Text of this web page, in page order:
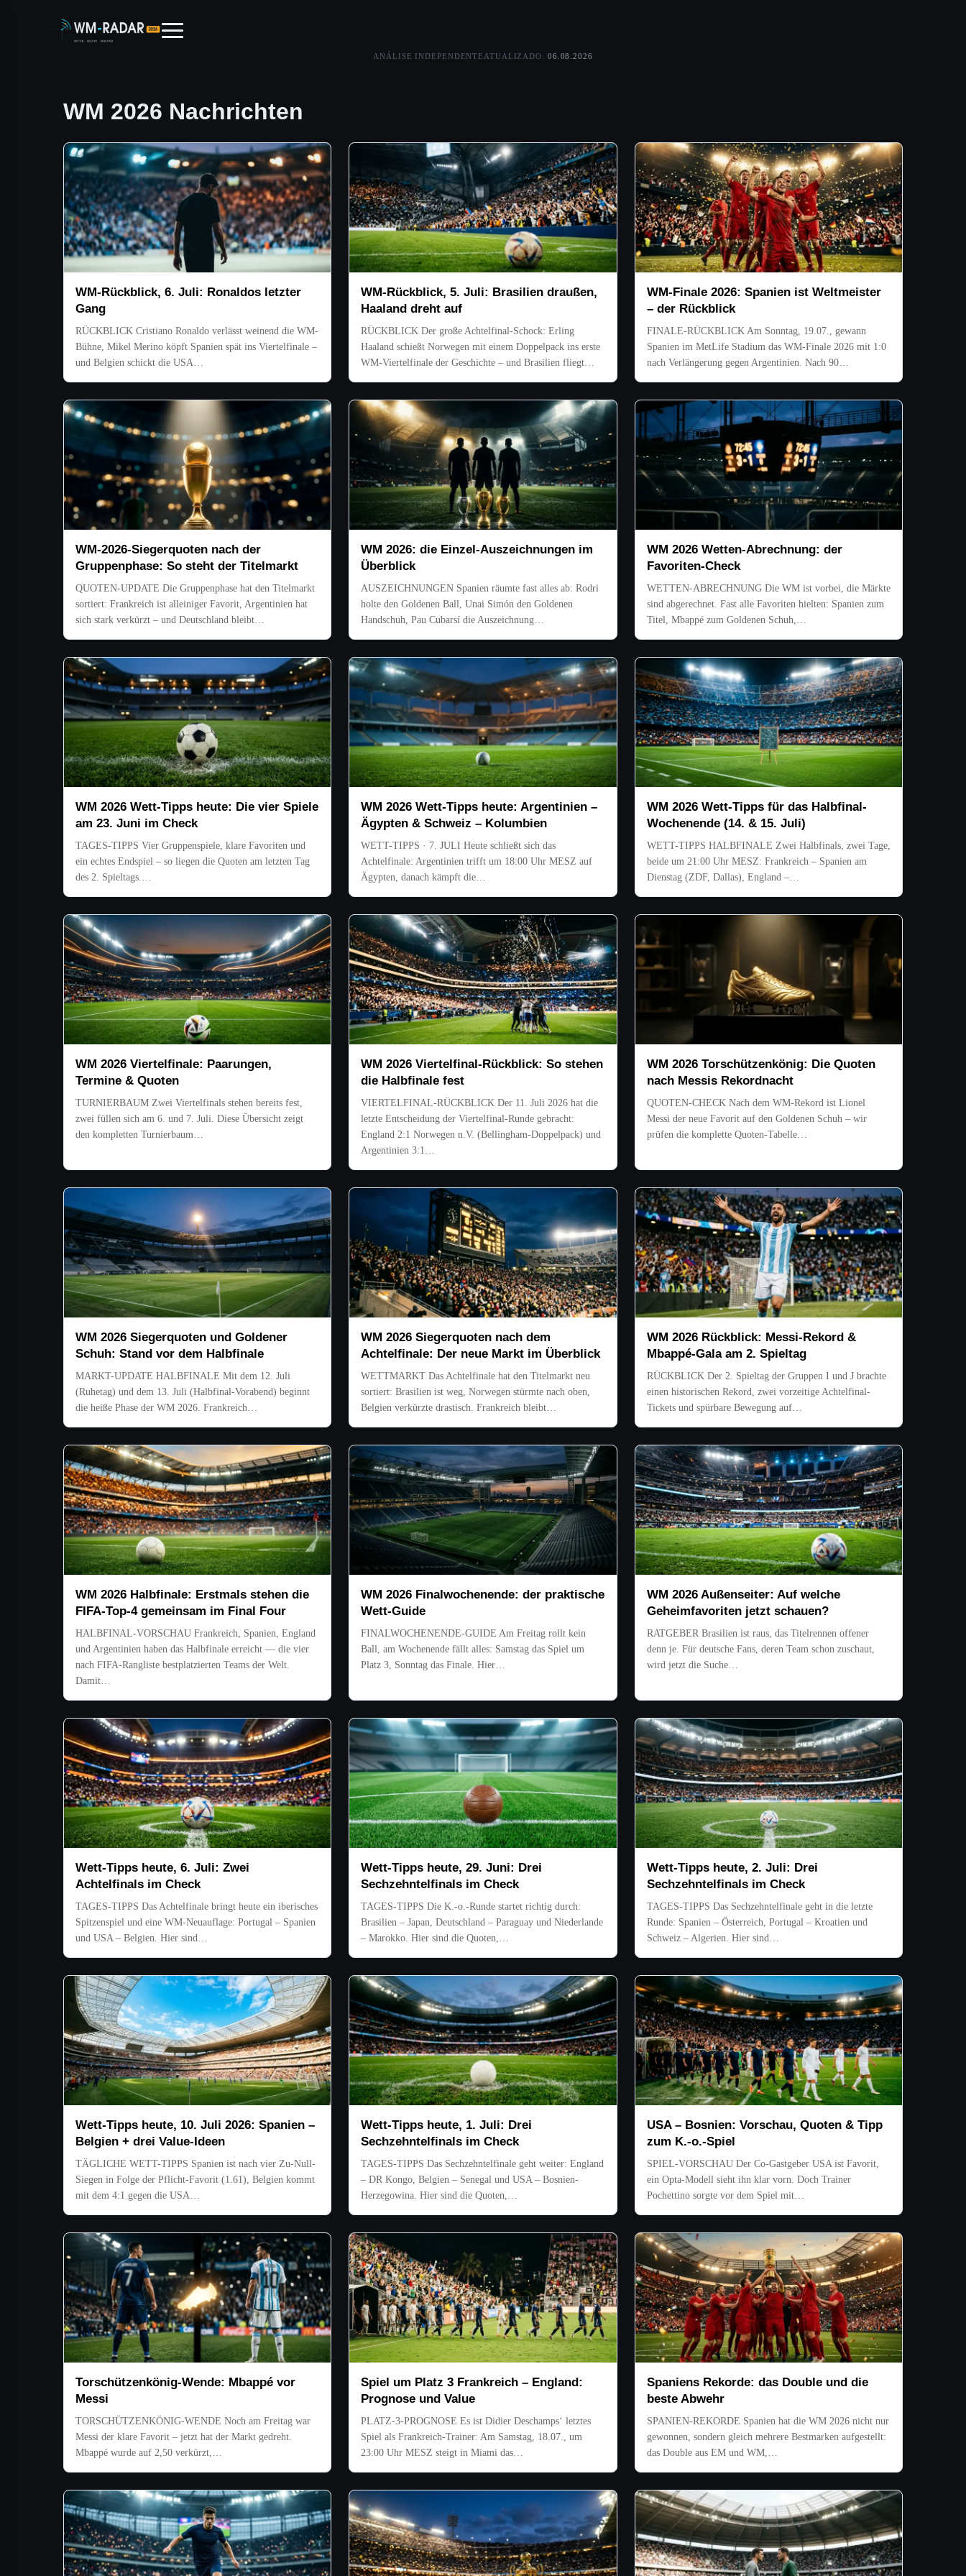
ANÁLISE INDEPENDENTE ATUALIZADO: 06.08.2026
WM 2026 Nachrichten
WM-Rückblick, 6. Juli: Ronaldos letzter
Gang
RÜCKBLICK Cristiano Ronaldo verlässt weinend die WM-
Bühne, Mikel Merino köpft Spanien spät ins Viertelfinale –
und Belgien schickt die USA…
WM-Rückblick, 5. Juli: Brasilien draußen,
Haaland dreht auf
RÜCKBLICK Der große Achtelfinal-Schock: Erling
Haaland schießt Norwegen mit einem Doppelpack ins erste
WM-Viertelfinale der Geschichte – und Brasilien fliegt…
WM-Finale 2026: Spanien ist Weltmeister
– der Rückblick
FINALE-RÜCKBLICK Am Sonntag, 19.07., gewann
Spanien im MetLife Stadium das WM-Finale 2026 mit 1:0
nach Verlängerung gegen Argentinien. Nach 90…
WM-2026-Siegerquoten nach der
Gruppenphase: So steht der Titelmarkt
QUOTEN-UPDATE Die Gruppenphase hat den Titelmarkt
sortiert: Frankreich ist alleiniger Favorit, Argentinien hat
sich stark verkürzt – und Deutschland bleibt…
WM 2026: die Einzel-Auszeichnungen im
Überblick
AUSZEICHNUNGEN Spanien räumte fast alles ab: Rodri
holte den Goldenen Ball, Unai Simón den Goldenen
Handschuh, Pau Cubarsí die Auszeichnung…
WM 2026 Wetten-Abrechnung: der
Favoriten-Check
WETTEN-ABRECHNUNG Die WM ist vorbei, die Märkte
sind abgerechnet. Fast alle Favoriten hielten: Spanien zum
Titel, Mbappé zum Goldenen Schuh,…
WM 2026 Wett-Tipps heute: Die vier Spiele
am 23. Juni im Check
TAGES-TIPPS Vier Gruppenspiele, klare Favoriten und
ein echtes Endspiel – so liegen die Quoten am letzten Tag
des 2. Spieltags.…
WM 2026 Wett-Tipps heute: Argentinien –
Ägypten & Schweiz – Kolumbien
WETT-TIPPS · 7. JULI Heute schließt sich das
Achtelfinale: Argentinien trifft um 18:00 Uhr MESZ auf
Ägypten, danach kämpft die…
WM 2026 Wett-Tipps für das Halbfinal-
Wochenende (14. & 15. Juli)
WETT-TIPPS HALBFINALE Zwei Halbfinals, zwei Tage,
beide um 21:00 Uhr MESZ: Frankreich – Spanien am
Dienstag (ZDF, Dallas), England –…
WM 2026 Viertelfinale: Paarungen,
Termine & Quoten
TURNIERBAUM Zwei Viertelfinals stehen bereits fest,
zwei füllen sich am 6. und 7. Juli. Diese Übersicht zeigt
den kompletten Turnierbaum…
WM 2026 Viertelfinal-Rückblick: So stehen
die Halbfinale fest
VIERTELFINAL-RÜCKBLICK Der 11. Juli 2026 hat die
letzte Entscheidung der Viertelfinal-Runde gebracht:
England 2:1 Norwegen n.V. (Bellingham-Doppelpack) und
Argentinien 3:1…
WM 2026 Torschützenkönig: Die Quoten
nach Messis Rekordnacht
QUOTEN-CHECK Nach dem WM-Rekord ist Lionel
Messi der neue Favorit auf den Goldenen Schuh – wir
prüfen die komplette Quoten-Tabelle…
WM 2026 Siegerquoten und Goldener
Schuh: Stand vor dem Halbfinale
MARKT-UPDATE HALBFINALE Mit dem 12. Juli
(Ruhetag) und dem 13. Juli (Halbfinal-Vorabend) beginnt
die heiße Phase der WM 2026. Frankreich…
WM 2026 Siegerquoten nach dem
Achtelfinale: Der neue Markt im Überblick
WETTMARKT Das Achtelfinale hat den Titelmarkt neu
sortiert: Brasilien ist weg, Norwegen stürmte nach oben,
Belgien verkürzte drastisch. Frankreich bleibt…
WM 2026 Rückblick: Messi-Rekord &
Mbappé-Gala am 2. Spieltag
RÜCKBLICK Der 2. Spieltag der Gruppen I und J brachte
einen historischen Rekord, zwei vorzeitige Achtelfinal-
Tickets und spürbare Bewegung auf…
WM 2026 Halbfinale: Erstmals stehen die
FIFA-Top-4 gemeinsam im Final Four
HALBFINAL-VORSCHAU Frankreich, Spanien, England
und Argentinien haben das Halbfinale erreicht — die vier
nach FIFA-Rangliste bestplatzierten Teams der Welt.
Damit…
WM 2026 Finalwochenende: der praktische
Wett-Guide
FINALWOCHENENDE-GUIDE Am Freitag rollt kein
Ball, am Wochenende fällt alles: Samstag das Spiel um
Platz 3, Sonntag das Finale. Hier…
WM 2026 Außenseiter: Auf welche
Geheimfavoriten jetzt schauen?
RATGEBER Brasilien ist raus, das Titelrennen offener
denn je. Für deutsche Fans, deren Team schon zuschaut,
wird jetzt die Suche…
Wett-Tipps heute, 6. Juli: Zwei
Achtelfinals im Check
TAGES-TIPPS Das Achtelfinale bringt heute ein iberisches
Spitzenspiel und eine WM-Neuauflage: Portugal – Spanien
und USA – Belgien. Hier sind…
Wett-Tipps heute, 29. Juni: Drei
Sechzehntelfinals im Check
TAGES-TIPPS Die K.-o.-Runde startet richtig durch:
Brasilien – Japan, Deutschland – Paraguay und Niederlande
– Marokko. Hier sind die Quoten,…
Wett-Tipps heute, 2. Juli: Drei
Sechzehntelfinals im Check
TAGES-TIPPS Das Sechzehntelfinale geht in die letzte
Runde: Spanien – Österreich, Portugal – Kroatien und
Schweiz – Algerien. Hier sind…
Wett-Tipps heute, 10. Juli 2026: Spanien –
Belgien + drei Value-Ideen
TÄGLICHE WETT-TIPPS Spanien ist nach vier Zu-Null-
Siegen in Folge der Pflicht-Favorit (1.61), Belgien kommt
mit dem 4:1 gegen die USA…
Wett-Tipps heute, 1. Juli: Drei
Sechzehntelfinals im Check
TAGES-TIPPS Das Sechzehntelfinale geht weiter: England
– DR Kongo, Belgien – Senegal und USA – Bosnien-
Herzegowina. Hier sind die Quoten,…
USA – Bosnien: Vorschau, Quoten & Tipp
zum K.-o.-Spiel
SPIEL-VORSCHAU Der Co-Gastgeber USA ist Favorit,
ein Opta-Modell sieht ihn klar vorn. Doch Trainer
Pochettino sorgte vor dem Spiel mit…
Torschützenkönig-Wende: Mbappé vor
Messi
TORSCHÜTZENKÖNIG-WENDE Noch am Freitag war
Messi der klare Favorit – jetzt hat der Markt gedreht.
Mbappé wurde auf 2,50 verkürzt,…
Spiel um Platz 3 Frankreich – England:
Prognose und Value
PLATZ-3-PROGNOSE Es ist Didier Deschamps‘ letztes
Spiel als Frankreich-Trainer: Am Samstag, 18.07., um
23:00 Uhr MESZ steigt in Miami das…
Spaniens Rekorde: das Double und die
beste Abwehr
SPANIEN-REKORDE Spanien hat die WM 2026 nicht nur
gewonnen, sondern gleich mehrere Bestmarken aufgestellt:
das Double aus EM und WM,…